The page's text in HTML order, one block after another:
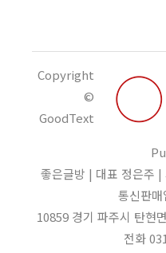
Copyright
©
GoodText
좋은글방 | 대표 정은주
통신판
10859 경기 파주시 탄현
전화